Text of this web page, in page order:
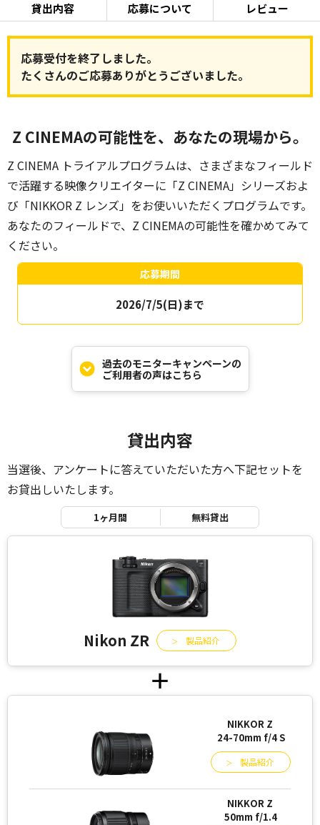
貸出内容 応募について レビュー
応募受付を終了しました。
たくさんのご応募ありがとうございました。
Z CINEMAの可能性を、 あなたの現場から。
Z CINEMA トライアルプログラムは、さまざまなフィールド
で活躍する映像クリエイターに 「Z CINEMA」シリーズおよ
び「NIKKOR Z レンズ」をお使いいただくプログラムです。
あなたのフィールドで、Z CINEMAの可能性を確かめてみて
ください。
応募期間
2026/7/5(日)まで
過去のモニターキャンペーンの
ご利用者の声はこちら
貸出内容
当選後、アンケートに答えていただいた方へ下記セットを
お貸出しいたします。
1ヶ月間 無料貸出
Nikon ZR 製品紹介
NIKKOR Z
24-70mm f/4 S
製品紹介
NIKKOR Z
50mm f/1.4